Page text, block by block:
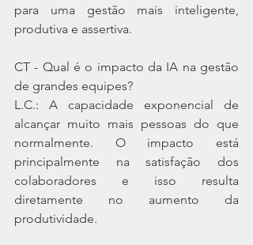
para uma gestão mais inteligente,
produtiva e assertiva.
CT - Qual é o impacto da IA na gestão
de grandes equipes?
L.C.: A capacidade exponencial de
alcançar muito mais pessoas do que
normalmente. O impacto está
principalmente na satisfação dos
colaboradores e isso resulta
diretamente no aumento da
produtividade.